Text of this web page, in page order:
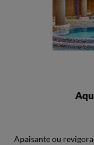
Apaisante ou